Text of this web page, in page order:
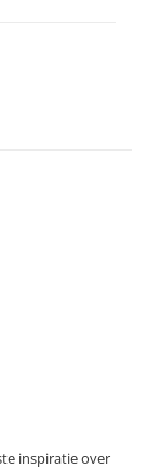
inspiratie over